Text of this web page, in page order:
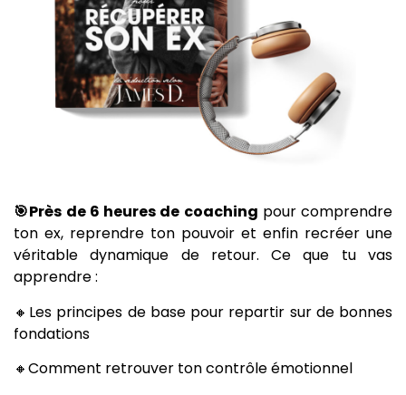
🎯Près de 6 heures de coaching pour comprendre
ton ex, reprendre ton pouvoir et enfin recréer une
véritable dynamique de retour. Ce que tu vas
apprendre :
🔸Les principes de base pour repartir sur de bonnes
fondations
🔸Comment retrouver ton contrôle émotionnel